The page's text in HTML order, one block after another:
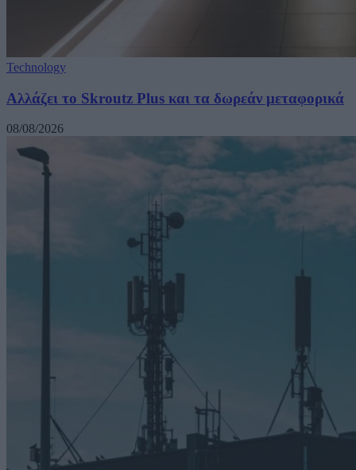
Technology
Αλλάζει το Skroutz Plus και τα δωρεάν μεταφορικά
08/08/2026